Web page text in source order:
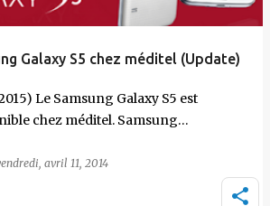
Galaxy S5 chez méditel (Update)
Le Samsung Galaxy S5 est
chez méditel. Samsung…
avril 11, 2014